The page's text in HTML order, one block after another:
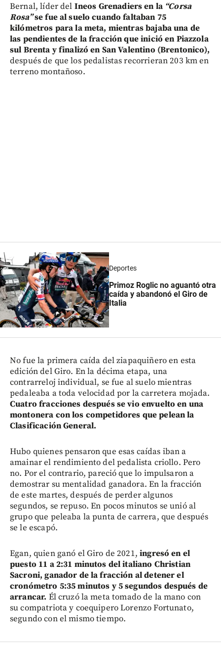
Bernal, líder del Ineos Grenadiers en la “Corsa
Rosa”se fue al suelo cuando faltaban 75
kilómetros para la meta, mientras bajaba una de
las pendientes de la fracción que inició en Piazzola
sul Brenta y finalizó en San Valentino (Brentonico),
después de que los pedalistas recorrieran 203 km en
terreno montañoso.
Deportes
Primoz Roglic no aguantó otra
caída y abandonó el Giro de
Italia
No fue la primera caída del ziapaquiñero en esta
edición del Giro. En la décima etapa, una
contrarreloj individual, se fue al suelo mientras
pedaleaba a toda velocidad por la carretera mojada.
Cuatro fracciones después se vio envuelto en una
montonera con los competidores que pelean la
Clasificación General.
Hubo quienes pensaron que esas caídas iban a
amainar el rendimiento del pedalista criollo. Pero
no. Por el contrario, pareció que lo impulsaron a
demostrar su mentalidad ganadora. En la fracción
de este martes, después de perder algunos
segundos, se repuso. En pocos minutos se unió al
grupo que peleaba la punta de carrera, que después
se le escapó.
Egan, quien ganó el Giro de 2021,ingresó en el
puesto 11 a 2:31 minutos del italiano Christian
Sacroni, ganador de la fracción al detener el
cronómetro 5:35 minutos y 5 segundos después de
arrancar. Él cruzó la meta tomado de la mano con
su compatriota y coequipero Lorenzo Fortunato,
segundo con el mismo tiempo.